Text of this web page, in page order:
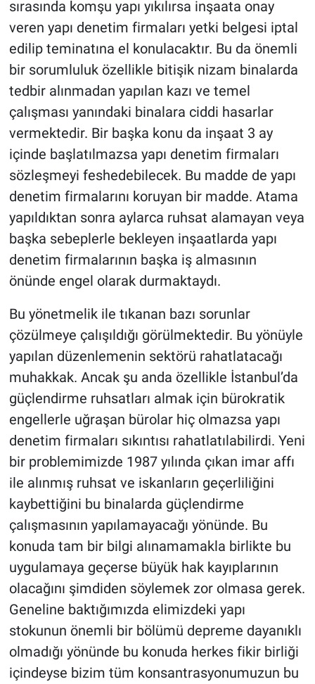
sırasında komşu yapı yıkılırsa inşaata onay
veren yapı denetim firmaları yetki belgesi iptal
edilip teminatına el konulacaktır. Bu da önemli
bir sorumluluk özellikle bitişik nizam binalarda
tedbir alınmadan yapılan kazı ve temel
çalışması yanındaki binalara ciddi hasarlar
vermektedir. Bir başka konu da inşaat 3 ay
içinde başlatılmazsa yapı denetim firmaları
sözleşmeyi feshedebilecek. Bu madde de yapı
denetim firmalarını koruyan bir madde. Atama
yapıldıktan sonra aylarca ruhsat alamayan veya
başka sebeplerle bekleyen inşaatlarda yapı
denetim firmalarının başka iş almasının
önünde engel olarak durmaktaydı.
Bu yönetmelik ile tıkanan bazı sorunlar
çözülmeye çalışıldığı görülmektedir. Bu yönüyle
yapılan düzenlemenin sektörü rahatlatacağı
muhakkak. Ancak şu anda özellikle İstanbul’da
güçlendirme ruhsatları almak için bürokratik
engellerle uğraşan bürolar hiç olmazsa yapı
denetim firmaları sıkıntısı rahatlatılabilirdi. Yeni
bir problemimizde 1987 yılında çıkan imar affı
ile alınmış ruhsat ve iskanların geçerliliğini
kaybettiğini bu binalarda güçlendirme
çalışmasının yapılamayacağı yönünde. Bu
konuda tam bir bilgi alınamamakla birlikte bu
uygulamaya geçerse büyük hak kayıplarının
olacağını şimdiden söylemek zor olmasa gerek.
Geneline baktığımızda elimizdeki yapı
stokunun önemli bir bölümü depreme dayanıklı
olmadığı yönünde bu konuda herkes fikir birliği
içindeyse bizim tüm konsantrasyonumuzun bu